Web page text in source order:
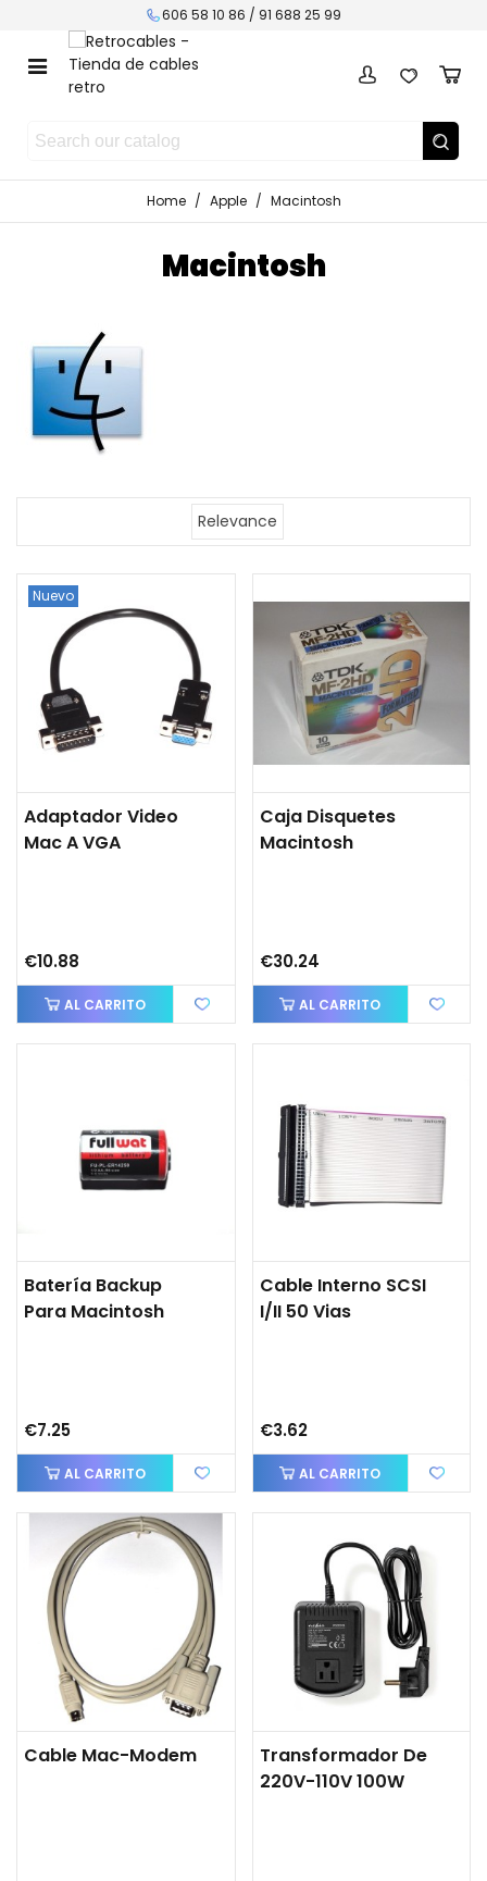
606 58 10 86 / 91 688 25 99
Home / Apple / Macintosh
Macintosh
Relevance
Nuevo
Adaptador Video
Mac A VGA
€10.88
AL CARRITO
Caja Disquetes
Macintosh
€30.24
AL CARRITO
Batería Backup
Para Macintosh
€7.25
AL CARRITO
Cable Interno SCSI
I/II 50 Vias
€3.62
AL CARRITO
Cable Mac-Modem
Transformador De
220V-110V 100W